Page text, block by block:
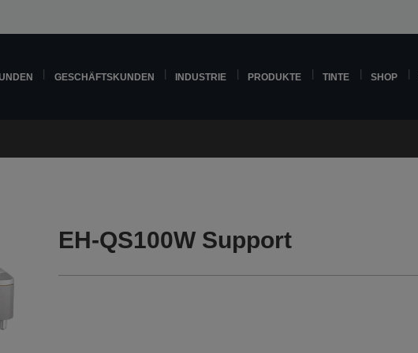
GESCHÄFTSKUNDEN INDUSTRIE PRODUKTE TINTE SHOP
EH-QS100W Support